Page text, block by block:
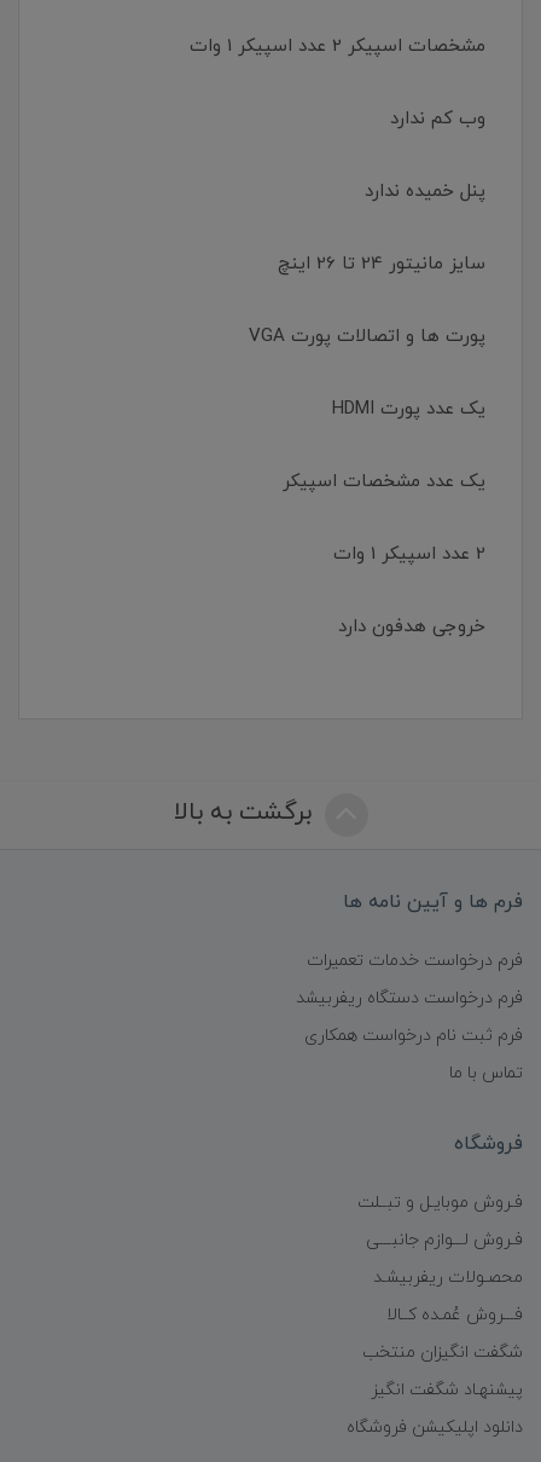
مشخصات اسپیکر 2 عدد اسپیکر 1 وات
وب کم ندارد
پنل خمیده ندارد
سایز مانیتور 24 تا 26 اینچ
پورت ها و اتصالات پورت VGA
یک عدد پورت HDMI
یک عدد مشخصات اسپیکر
2 عدد اسپیکر 1 وات
خروجی هدفون دارد
برگشت به بالا
فرم ها و آیین نامه ها
فرم درخواست خدمات تعمیرات
فرم درخواست دستگاه ریفربیشد
فرم ثبت نام درخواست همکاری
تماس با ما
فروشگاه
فـروش موبایـل و تبــلت
فـروش لـــوازم جانبـــی
محصـولات ریفربیشـد
فـــروش عُمـده کــالا
شگفت انگیزان منتخب
پیشنهـاد شگفت انگیز
دانلود اپلیکیشن فروشگاه